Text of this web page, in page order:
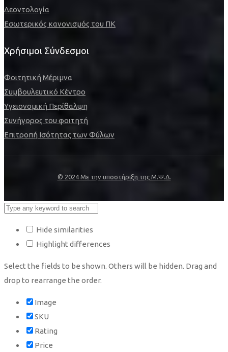
Δεοντολογία
Εσωτερικός κανονισμός του ΠΚ
Χρήσιμοι Σύνδεσμοι
Φοιτητική Μέριμνα
Συμβουλευτικό Κέντρο
Υγειονομική Περίθαλψη
Συνήγορος του φοιτητή
Επιτροπή Ισότητας των Φύλων
© 2024 Με την υποστήριξη της Μ.Ψ.Δ.
Hide similarities
Highlight differences
Select the fields to be shown. Others will be hidden. Drag and
drop to rearrange the order.
Image
SKU
Rating
Price